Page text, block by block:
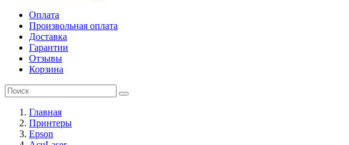
Оплата
Произвольная оплата
Доставка
Гарантии
Отзывы
Корзина
Главная
Принтеры
Epson